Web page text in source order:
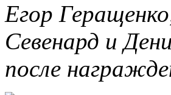
Егор
Севенард и
после